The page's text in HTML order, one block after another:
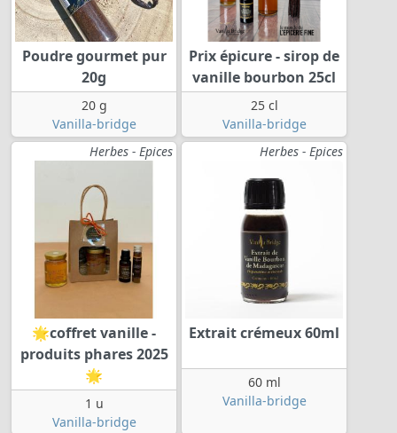
Poudre gourmet pur
20g
20 g
Vanilla-bridge
Prix épicure - sirop de
vanille bourbon 25cl
25 cl
Vanilla-bridge
Herbes - Epices
🌟coffret vanille -
produits phares 2025
🌟
1 u
Vanilla-bridge
Herbes - Epices
Extrait crémeux 60ml
60 ml
Vanilla-bridge